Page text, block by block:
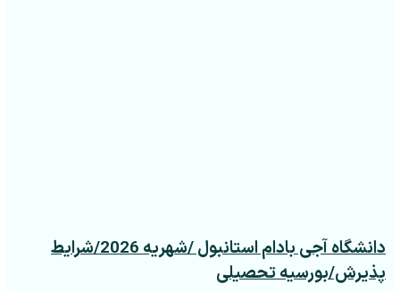
دانشگاه آجی بادام استانبول /شهریه 2026/شرایط
پذیرش/بورسیه تحصیلی